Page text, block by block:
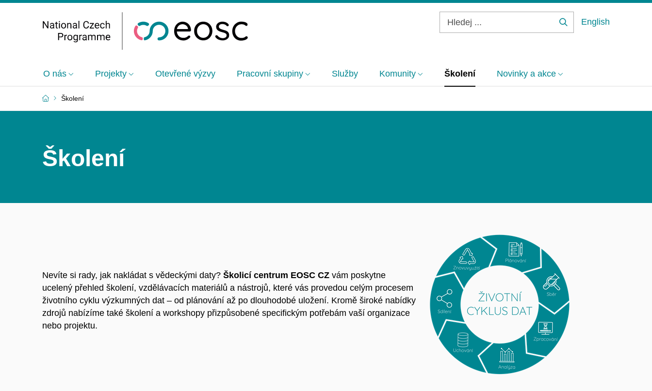
English
O nás Projekty Otevřené výzvy Pracovní skupiny Služby Komunity Školení Novinky a akce
Školení
Školení
Nevíte si rady, jak nakládat s vědeckými daty? Školicí centrum EOSC CZ vám poskytne
ucelený přehled školení, vzdělávacích materiálů a nástrojů, které vás provedou celým procesem
životního cyklu výzkumných dat – od plánování až po dlouhodobé uložení. Kromě široké nabídky
zdrojů nabízíme také školení a workshopy přizpůsobené specifickým potřebám vaší organizace
nebo projektu.